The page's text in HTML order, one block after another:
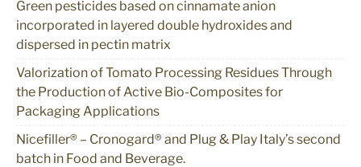
Green pesticides based on cinnamate anion
incorporated in layered double hydroxides and
dispersed in pectin matrix
Valorization of Tomato Processing Residues Through
the Production of Active Bio-Composites for
Packaging Applications
Nicefiller® – Cronogard® and Plug & Play Italy’s second
batch in Food and Beverage.